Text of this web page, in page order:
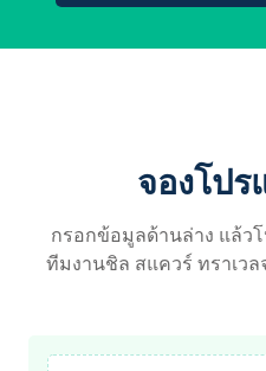
จองโปร
กรอกข้อมูลด้านล่าง แล้ว
ทีมงานชิล สแควร์ ทราเว